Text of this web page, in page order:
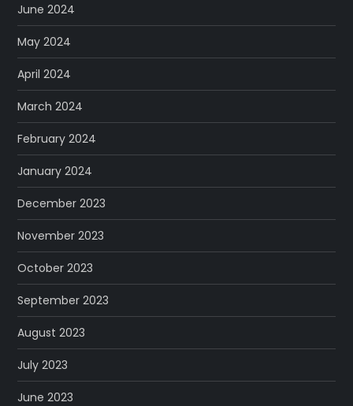
June 2024
May 2024
April 2024
March 2024
February 2024
January 2024
December 2023
November 2023
October 2023
September 2023
August 2023
July 2023
June 2023